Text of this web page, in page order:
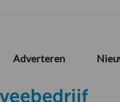
Adverteren